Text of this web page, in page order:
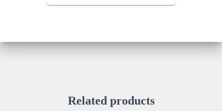
prezzo:
100,00 €
Related products